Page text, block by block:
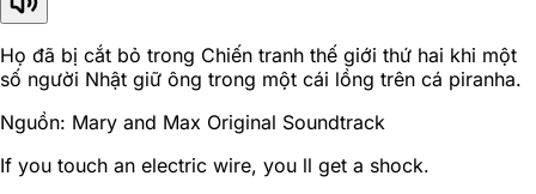
Họ đã bị cắt bỏ trong Chiến tranh thế giới thứ hai khi một
số người Nhật giữ ông trong một cái lồng trên cá piranha.
Nguồn: Mary and Max Original Soundtrack
If you touch an electric wire, you ll get a shock.